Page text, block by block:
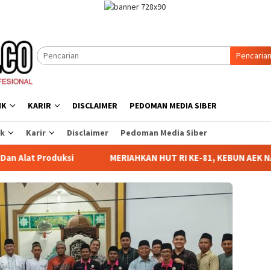
Pencarian
KARIR DISCLAIMER PEDOMAN MEDIA SIBER
Karir Disclaimer Pedoman Media Siber
MERIAHKAN HUT RI KE-81, KEBUN AEK NABARA